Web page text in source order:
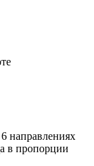
направлениях
в пропорции